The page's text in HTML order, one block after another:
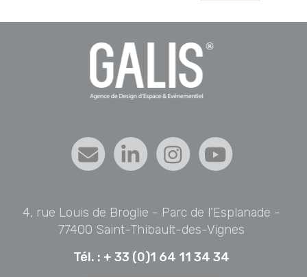
4, rue Louis de Broglie - Parc de l’Esplanade -
77400 Saint-Thibault-des-Vignes
Tél. : + 33 (0)1 64 11 34 34